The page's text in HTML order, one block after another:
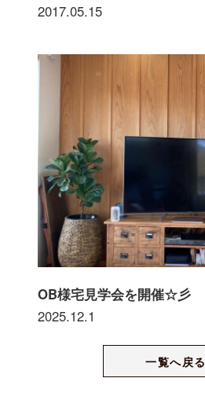
2017.05.15
OB様宅見学会を開催☆彡
2025.12.1
一覧へ戻る